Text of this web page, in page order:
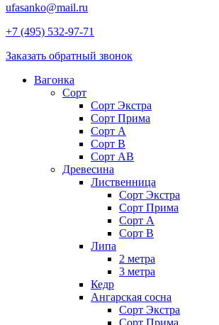
ufasanko@mail.ru
+7 (495) 532-97-71
Заказать обратный звонок
Вагонка
Сорт
Сорт Экстра
Сорт Прима
Сорт A
Сорт В
Сорт AB
Древесина
Лиственница
Сорт Экстра
Сорт Прима
Сорт А
Сорт В
Липа
2 метра
3 метра
Кедр
Ангарская сосна
Cорт Экстра
Сорт Прима